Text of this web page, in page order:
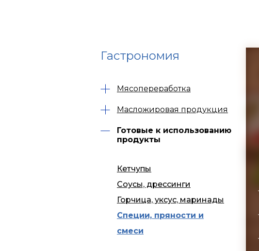
Гастрономия
Мясопереработка
Масложировая продукция
Готовые к использованию
продукты
Кетчупы
Соусы, дрессинги
Горчица, уксус, маринады
Специи, пряности и
смеси